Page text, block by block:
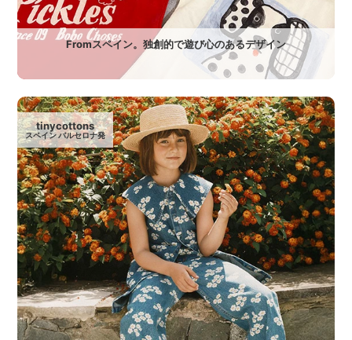
Fromスペイン。独創的で遊び心のあるデザイン
tinycottons
スペイン バルセロナ発